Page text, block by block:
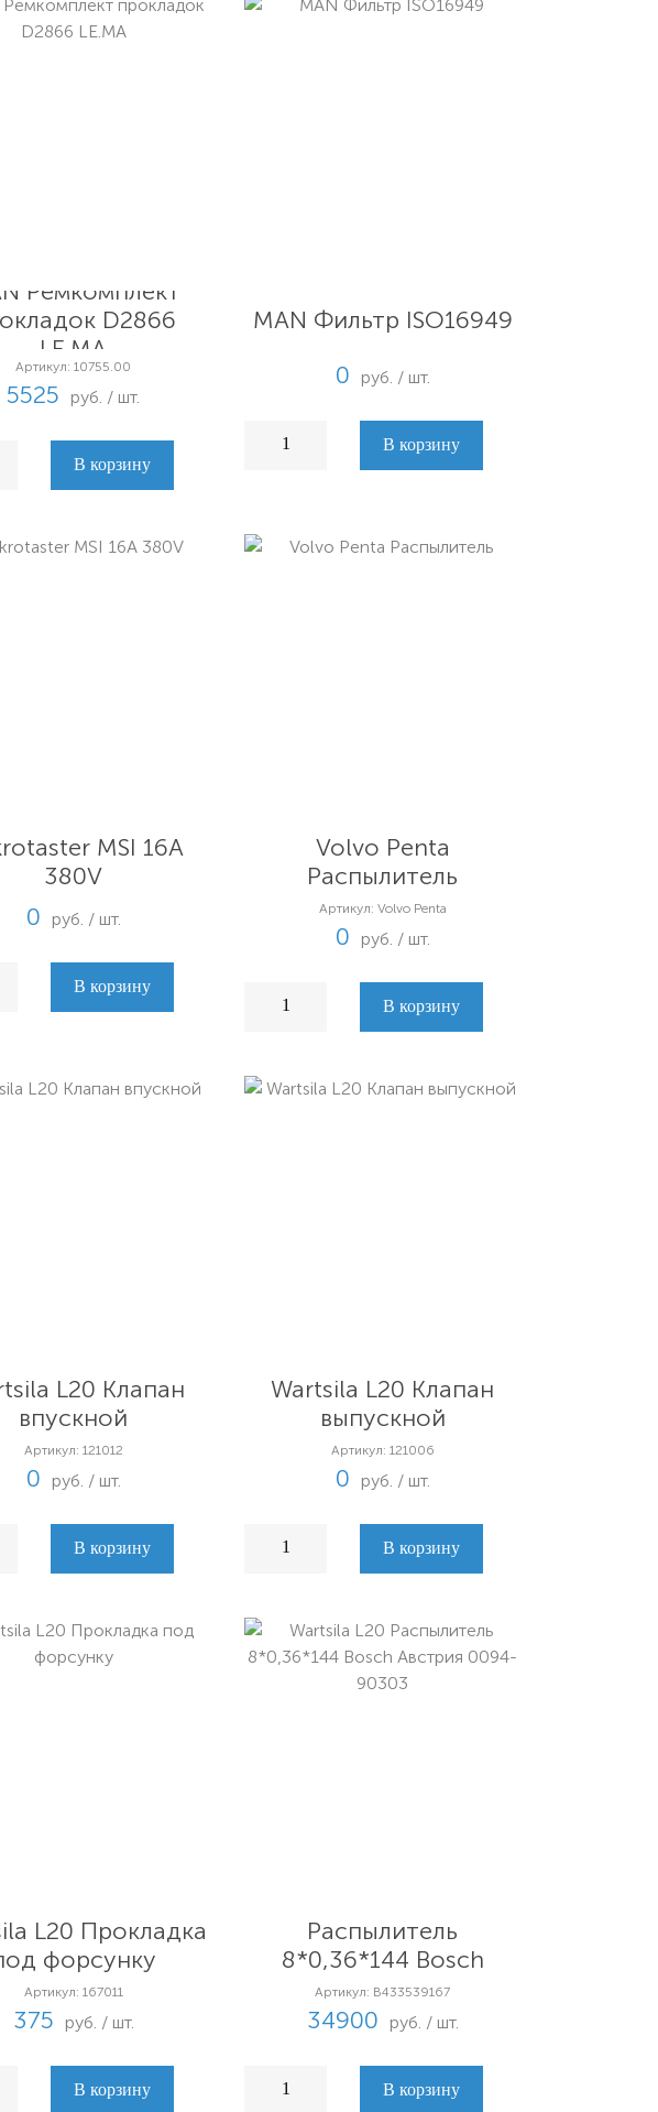
Ремкомплект
D2866
LE.MA
Артикул: 10755.00
5525 руб. / шт.
В корзину
MAN Фильтр ISO16949
0
руб. / шт.
В корзину
MSI 16A
380V
0
руб. / шт.
В корзину
Volvo Penta
Распылитель
Артикул: Volvo Penta
0 руб. / шт.
В корзину
L20 Клапан
впускной
Артикул: 121012
0 руб. / шт.
В корзину
Wartsila L20 Клапан
выпускной
Артикул: 121006
0 руб. / шт.
В корзину
L20 Прокладка
форсунку
Артикул: 167011
375 руб. / шт.
В корзину
Распылитель
8*0,36*144 Bosch
Австрия 0094-90303
Артикул: B433539167
34900 руб. / шт.
В корзину